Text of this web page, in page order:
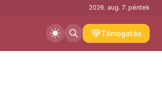
2026. aug. 7. péntek
Támogatás